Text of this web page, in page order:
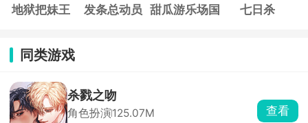
地狱把妹王 发条总动员
甜瓜游乐场国
七日杀
同类游戏
杀戮之吻
角色扮演125.07M
查看